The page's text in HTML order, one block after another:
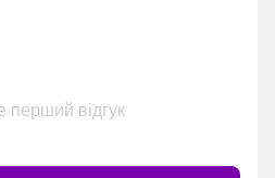
перший відгук